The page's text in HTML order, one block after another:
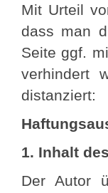
Mit Urteil
dass man
Seite ggf.
verhindert
distanziert:
1. Inhalt
Der Autor